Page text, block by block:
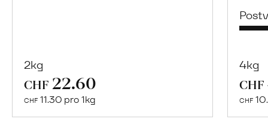
2kg
CHF 22.60
CHF 11.30 pro 1kg
Naturbelassene
4kg
CHF
CHF